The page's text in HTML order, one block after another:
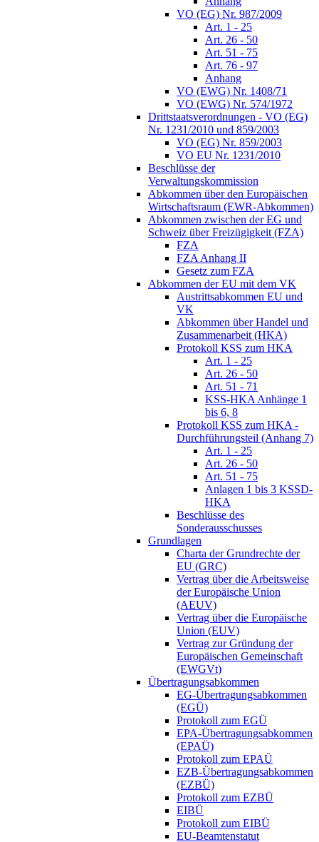
VO (EG) Nr. 987/2009
Art. 1 - 25
Art. 26 - 50
Art. 51 - 75
Art. 76 - 97
Anhang
VO (EWG) Nr. 1408/71
VO (EWG) Nr. 574/1972
Drittstaatsverordnungen - VO (EG)
Nr. 1231/2010 und 859/2003
VO (EG) Nr. 859/2003
VO EU Nr. 1231/2010
Beschlüsse der
Verwaltungskommission
Abkommen über den Europäischen
Wirtschaftsraum (EWR-Abkommen)
Abkommen zwischen der EG und
Schweiz über Freizügigkeit (FZA)
FZA
FZA Anhang II
Gesetz zum FZA
Abkommen der EU mit dem VK
Austrittsabkommen EU und
VK
Abkommen über Handel und
Zusammenarbeit (HKA)
Protokoll KSS zum HKA
Art. 1 - 25
Art. 26 - 50
Art. 51 - 71
KSS-HKA Anhänge 1
bis 6, 8
Protokoll KSS zum HKA -
Durchführungsteil (Anhang 7)
Art. 1 - 25
Art. 26 - 50
Art. 51 - 75
Anlagen 1 bis 3 KSSD-
HKA
Beschlüsse des
Sonderausschusses
Grundlagen
Charta der Grundrechte der
EU (GRC)
Vertrag über die Arbeitsweise
der Europäische Union
(AEUV)
Vertrag über die Europäische
Union (EUV)
Vertrag zur Gründung der
Europäischen Gemeinschaft
(EWGVt)
Übertragungsabkommen
EG-Übertragungsabkommen
(EGÜ)
Protokoll zum EGÜ
EPA-Übertragungsabkommen
(EPAÜ)
Protokoll zum EPAÜ
EZB-Übertragungsabkommen
(EZBÜ)
Protokoll zum EZBÜ
EIBÜ
Protokoll zum EIBÜ
EU-Beamtenstatut